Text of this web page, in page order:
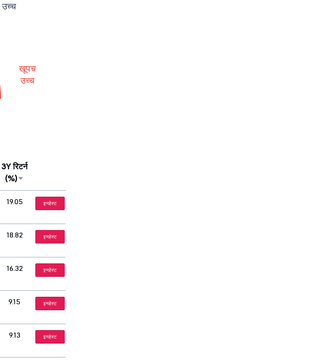
उच्च
खूपच
उच्च
3Y रिटर्न
(%)
19.05 इन्व्हेस्ट
18.82 इन्व्हेस्ट
16.32 इन्व्हेस्ट
9.15 इन्व्हेस्ट
9.13 इन्व्हेस्ट